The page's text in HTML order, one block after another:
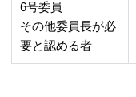
6号委員
その他委員長が必
要と認める者